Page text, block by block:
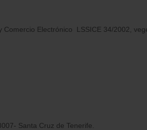
Electrónico LSSICE 34/2002,
Santa Cruz de Tenerife.